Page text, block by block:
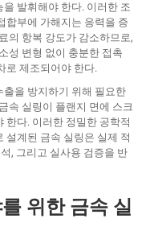
발휘해야 한다. 이러한 조
합부에 가해지는 응력을 증
의 항복 강도가 감소하므로,
성 변형 없이 충분한 접촉
로 제조되어야 한다.
을 방지하기 위해 필요한
속 실링이 플랜지 면에 스크
한다. 이러한 정밀한 공학적
설계된 금속 실링은 실제 적
, 그리고 실사용 검증을 반
위한 금속 실